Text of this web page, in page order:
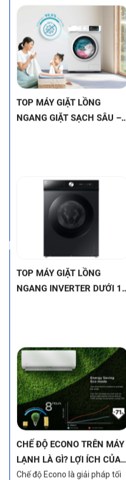
nghệ hiện đại và đáp ứng tốt
nhu cầu của đa số gia đình
Việt Nam. Đây là phân khúc
tầm trung, nơi bạn có thể tìm
thấy cả máy giặt lồng đứng và
lồng ngang Inverter với hiệu
suất và tính năng đáng giá.
Hãy cùng khám phá những lựa
chọn tốt nhất trong tầm giá
TOP MÁY GIẶT LỒNG
NGANG GIẶT SẠCH SÂU –
ĐÁNH BAY VẾT BẨN CỨNG
TOP MÁY GIẶT LỒNG
NGANG INVERTER DƯỚI 12
TRIỆU – VỪA TIẾT KIỆM
CHẾ ĐỘ ECONO TRÊN MÁY
LẠNH LÀ GÌ? LỢI ÍCH CỦA
TÍNH NĂNG NÀY
Chế độ Econo là giải pháp tối
ưu cho người dùng máy lạnh